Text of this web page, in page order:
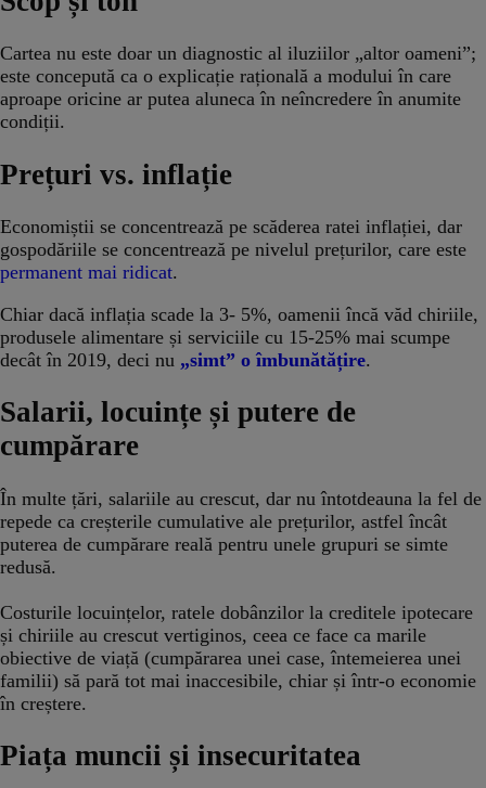
Cartea nu este doar un diagnostic al iluziilor „altor oameni”;
este concepută ca o explicație rațională a modului în care
aproape oricine ar putea aluneca în neîncredere în anumite
condiții.
Prețuri vs. inflație
Economiștii se concentrează pe scăderea ratei inflației, dar
gospodăriile se concentrează pe nivelul prețurilor, care este
permanent mai ridicat.
Chiar dacă inflația scade la 3- 5%, oamenii încă văd chiriile,
produsele alimentare și serviciile cu 15-25% mai scumpe
decât în ​​2019, deci nu „simt” o îmbunătățire.
Salarii, locuințe și putere de
cumpărare
În multe țări, salariile au crescut, dar nu întotdeauna la fel de
repede ca creșterile cumulative ale prețurilor, astfel încât
puterea de cumpărare reală pentru unele grupuri se simte
redusă.
Costurile locuințelor, ratele dobânzilor la creditele ipotecare
și chiriile au crescut vertiginos, ceea ce face ca marile
obiective de viață (cumpărarea unei case, întemeierea unei
familii) să pară tot mai inaccesibile, chiar și într-o economie
în creștere.
Piața muncii și insecuritatea